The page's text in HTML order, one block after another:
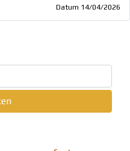
Datum 14/04/2026